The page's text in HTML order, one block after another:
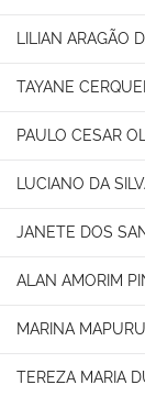
LILIAN ARAGÃO
TAYANE
PAULO CESAR
LUCIANO DA
JANETE DOS
ALAN AMORIM
MARINA
TEREZA MARIA